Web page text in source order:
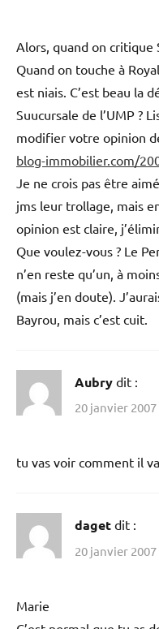
Alors, quand on critique
Quand on touche à
est niais. C’est beau la
Suucursale de l’UMP ?
modifier votre opinion
blog-immobilier.com/
Je ne crois pas être
jms leur trollage, mais
opinion est claire,
Que voulez-vous ? Le
n’en reste qu’un, à
(mais j’en doute).
Bayrou, mais c’est cuit.
Aubry dit :
20 janvier 2007
tu vas voir comment il
daget dit :
20 janvier 2007
Marie